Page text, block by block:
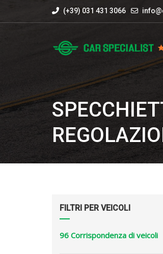
(+39) 031 431 3066
FILTRI PER VEICOLI
96 Corrispondenza di veicoli